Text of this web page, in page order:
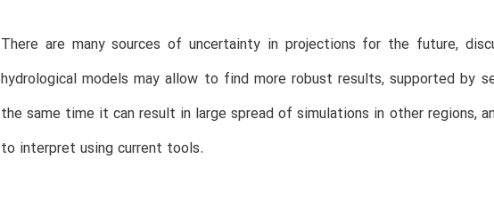
There are many sources of uncertainty in projections for the future,
hydrological models may allow to find more robust results, supported by
the same time it can result in large spread of simulations in other
to interpret using current tools.